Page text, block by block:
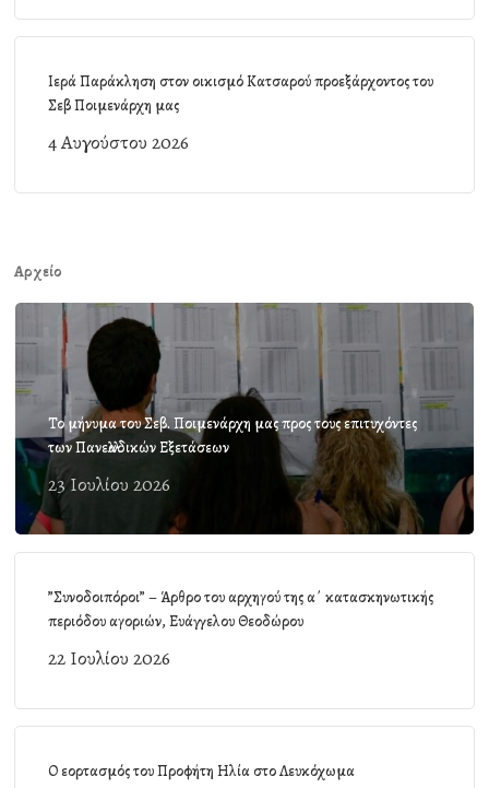
Ιερά Παράκληση στον οικισμό Κατσαρού προεξάρχοντος του
Σεβ Ποιμενάρχη μας
4 Αυγούστου 2026
Αρχείο
Το μήνυμα του Σεβ. Ποιμενάρχη μας προς τους επιτυχόντες
των Πανελλαδικών Εξετάσεων
23 Ιουλίου 2026
”Συνοδοιπόροι” – Άρθρο του αρχηγού της α΄ κατασκηνωτικής
περιόδου αγοριών, Ευάγγελου Θεοδώρου
22 Ιουλίου 2026
Ο εορτασμός του Προφήτη Ηλία στο Λευκόχωμα